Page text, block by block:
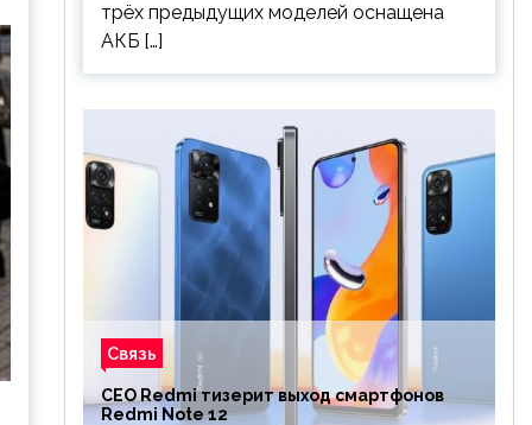
трёх предыдущих моделей оснащена
АКБ […]
Связь
CEO Redmi тизерит выход смартфонов
Redmi Note 12